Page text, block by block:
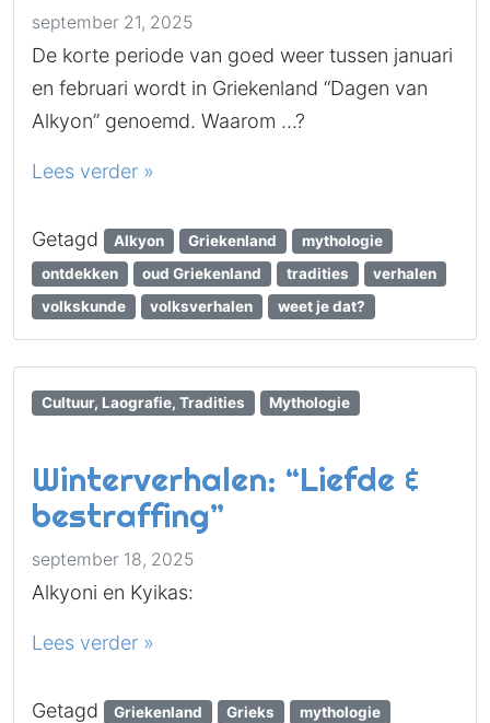
september 21, 2025
De korte periode van goed weer tussen januari
en februari wordt in Griekenland “Dagen van
Alkyon” genoemd. Waarom …?
Lees verder »
Getagd Alkyon Griekenland
mythologie
ontdekken
oud Griekenland tradities
verhalen
volkskunde
volksverhalen weet je dat?
Cultuur, Laografie, Tradities Mythologie
Winterverhalen: “Liefde &
bestraffing”
september 18, 2025
Alkyoni en Kyikas:
Lees verder »
Getagd Griekenland Grieks
mythologie